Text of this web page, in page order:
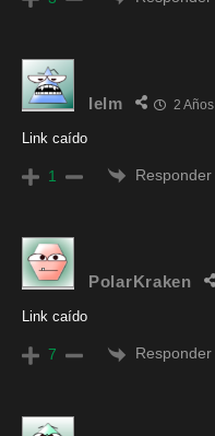
Ielm 2
Link caído
1 Responder
PolarKraken
Link caído
7 Responder